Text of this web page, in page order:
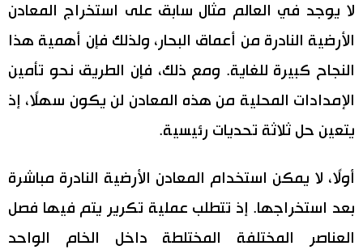
لا يوجد في العالم مثال سابق على استخراج المعادن
الأرضية النادرة من أعماق البحار، ولذلك فإن أهمية هذا
النجاح كبيرة للغاية. ومع ذلك، فإن الطريق نحو تأمين
الإمدادات المحلية من هذه المعادن لن يكون سهلًا، إذ
يتعين حل ثلاثة تحديات رئيسية.
أولًا، لا يمكن استخدام المعادن الأرضية النادرة مباشرة
بعد استخراجها. إذ تتطلب عملية تكرير يتم فيها فصل
العناصر المختلفة المختلطة داخل الخام الواحد